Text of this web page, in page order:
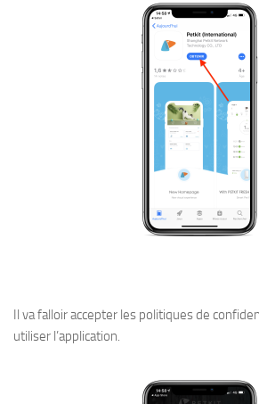
Il va falloir accepter les politiques de
utiliser l’application.